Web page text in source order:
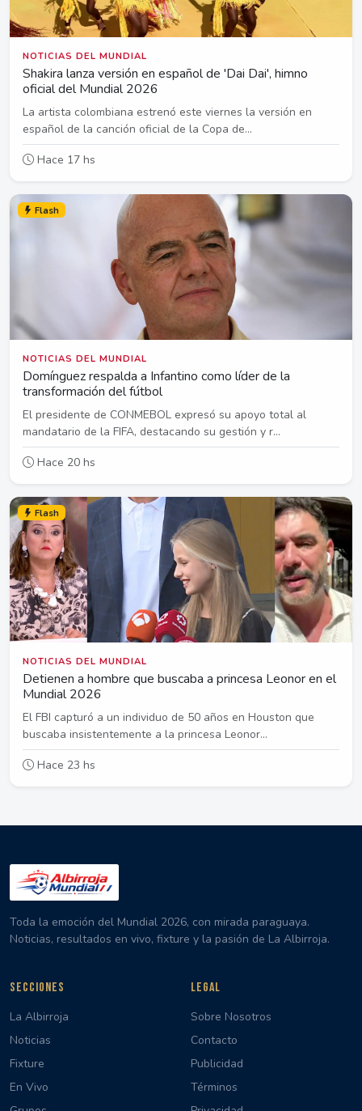
NOTICIAS DEL MUNDIAL
Shakira lanza versión en español de 'Dai Dai', himno
oficial del Mundial 2026
La artista colombiana estrenó este viernes la versión en
español de la canción oficial de la Copa de...
Hace 17 hs
Flash
NOTICIAS DEL MUNDIAL
Domínguez respalda a Infantino como líder de la
transformación del fútbol
El presidente de CONMEBOL expresó su apoyo total al
mandatario de la FIFA, destacando su gestión y r...
Hace 20 hs
Flash
NOTICIAS DEL MUNDIAL
Detienen a hombre que buscaba a princesa Leonor en el
Mundial 2026
El FBI capturó a un individuo de 50 años en Houston que
buscaba insistentemente a la princesa Leonor...
Hace 23 hs
Toda la emoción del Mundial 2026, con mirada paraguaya.
Noticias, resultados en vivo, fixture y la pasión de La Albirroja.
SECCIONES
La Albirroja
Noticias
Fixture
En Vivo
LEGAL
Sobre Nosotros
Contacto
Publicidad
Términos